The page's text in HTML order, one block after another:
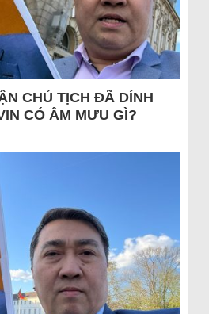
CHỦ TỊCH ĐÃ DÍNH
CÓ ÂM MƯU GÌ?